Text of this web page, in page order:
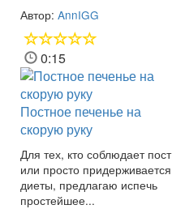
Автор: AnnIGG
0:15
Постное печенье на
скорую руку
Для тех, кто соблюдает пост
или просто придерживается
диеты, предлагаю испечь
простейшее...